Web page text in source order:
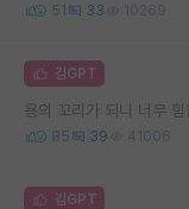
51 33 10269
김GPT
용의 꼬리가 되니 너무
85 39 41006
김GPT